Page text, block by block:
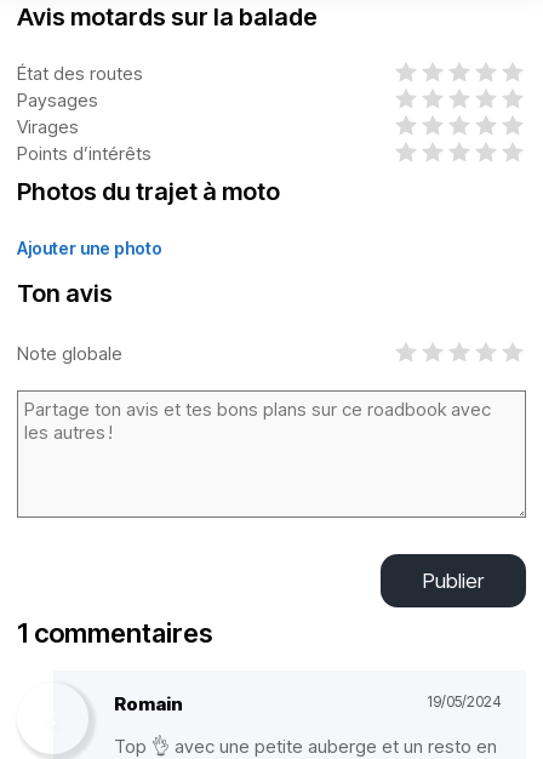
Avis motards sur la balade
État des routes
Paysages
Virages
Points d’intérêts
Photos du trajet à moto
Ajouter une photo
Ton avis
Note globale
Publier
1 commentaires
Romain 19/05/2024
Top 👌 avec une petite auberge et un resto en